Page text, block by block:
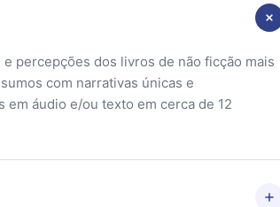
percepções dos livros de não ficção mais
com narrativas únicas e
áudio e/ou texto em cerca de 12